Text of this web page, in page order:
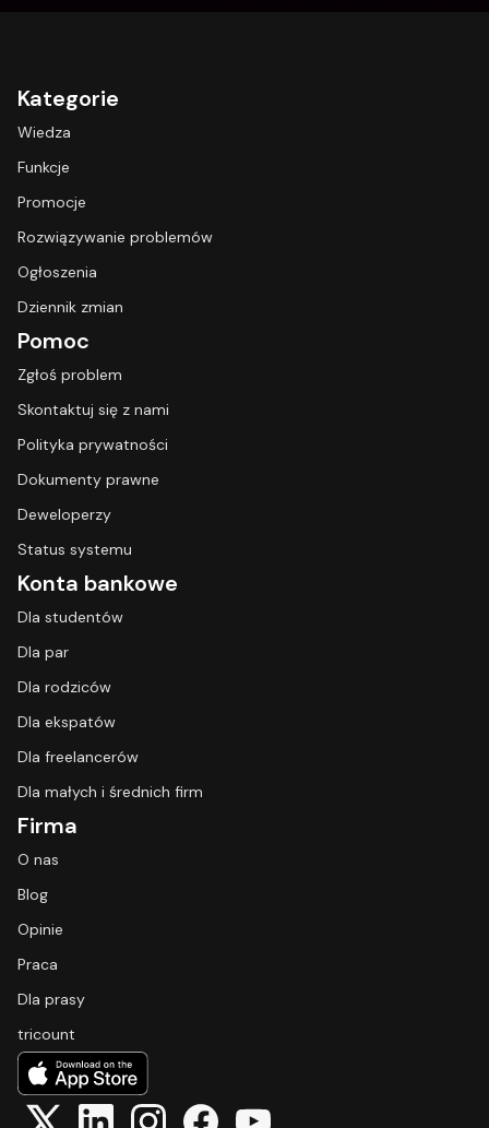
Kategorie
Wiedza
Funkcje
Promocje
Rozwiązywanie problemów
Ogłoszenia
Dziennik zmian
Pomoc
Zgłoś problem
Skontaktuj się z nami
Polityka prywatności
Dokumenty prawne
Deweloperzy
Status systemu
Konta bankowe
Dla studentów
Dla par
Dla rodziców
Dla ekspatów
Dla freelancerów
Dla małych i średnich firm
Firma
O nas
Blog
Opinie
Praca
Dla prasy
tricount